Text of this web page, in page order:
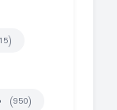
(950)